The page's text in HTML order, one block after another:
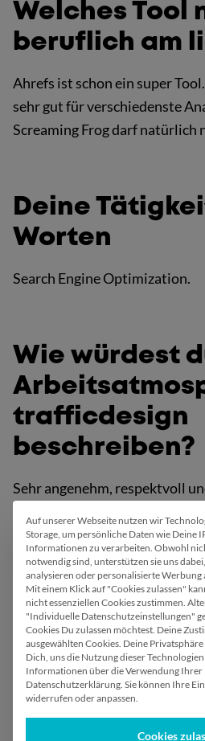
Welches Tool
beruflich am
Ahrefs ist schon ein super
sehr gut für verschiedenste
Screaming Frog darf natürlich
Deine
Worten
Search Engine Optimization.
Wie würdest
trafficdesign
beschreiben?
Sehr angenehm, respektvoll
Anliegen zu jedem ins Büro
Chef…. oder Hund! Außerdem
Feedbackgespräche, dort hat
Möglichkeit sich gegenseitig
Was macht
deinem Job
Auf unserer Webseite nutzen wir
Storage, um persönliche Daten wie Deine
Informationen zu verarbeiten. Obwohl
notwendig sind, unterstützen sie uns
analysieren oder personalisierte Werbung
Mit einem Klick auf "Cookies zulassen"
nicht essenziellen Cookies zustimmen.
"Individuelle Datenschutzeinstellungen"
Cookies Du zulassen möchtest. Deine
ausgewählten Cookies. Deine
Dich, uns die Nutzung dieser
Informationen über die Verwendung Ihrer
Datenschutzerklärung. Sie können Ihre
widerrufen oder anpassen.
Cookies